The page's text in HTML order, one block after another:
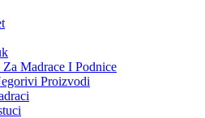
Madrace I Podnice
Proizvodi